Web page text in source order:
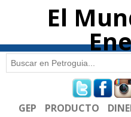
El
Formulario de
Buscar
GEP PRODUCTO